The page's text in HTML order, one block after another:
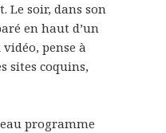
Le soir, dans son
en haut d’un
pense à
sites coquins,
programme